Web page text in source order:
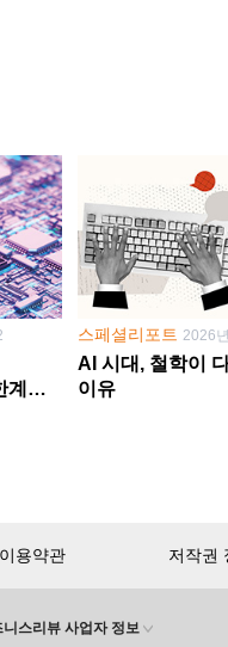
스페셜리포트 2026
AI 시대, 철학이
이유
이용약관 저작권
니스리뷰 사업자 정보